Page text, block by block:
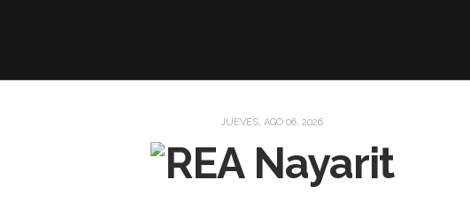
JUEVES, AGO 06, 2026